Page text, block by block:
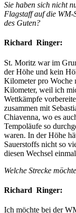
Sie haben sich nicht
Flagstaff auf die WM-
des Guten?
Richard Ringer:
St. Moritz war im
der Höhe und kein
Kilometer pro Woche
Kilometer, weil ich
Wettkämpfe
zusammen mit
Chiavenna, wo es
Tempoläufe so
waren. In der Höhe
Sauerstoffs nicht so
diesen Wechsel
Welche Strecke
Richard Ringer:
Ich möchte bei der